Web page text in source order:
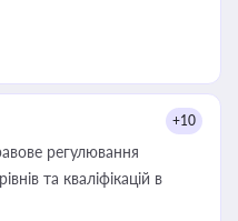
+10
регулювання
та кваліфікацій в